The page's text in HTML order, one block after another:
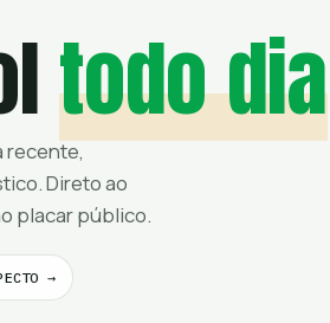
todo dia
recente,
Direto ao
placar público.
→